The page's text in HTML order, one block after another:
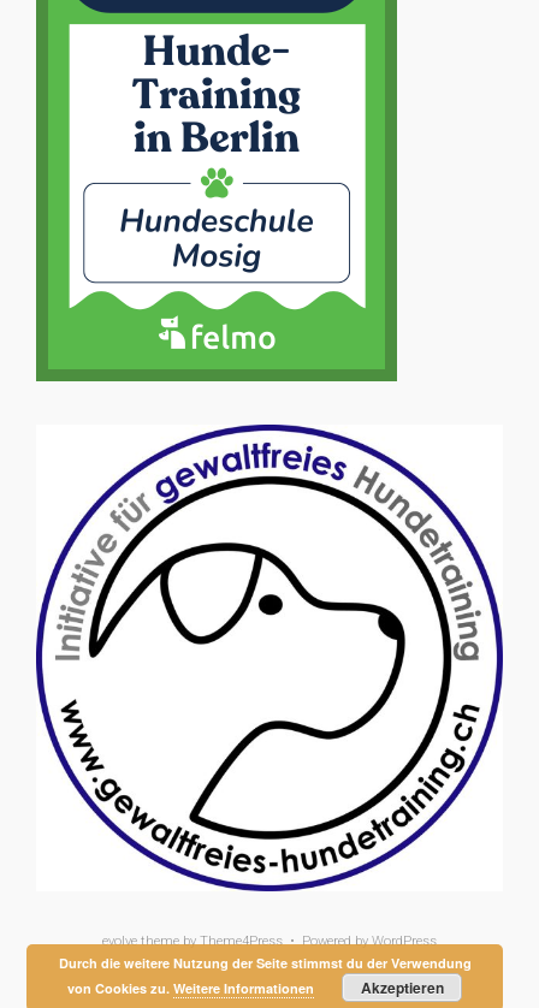
evolvetheme by Theme4Press • Powered byWordPress
Durch die weitere Nutzung der Seite stimmst du der Verwendung
von Cookies zu.Weitere Informationen Akzeptieren